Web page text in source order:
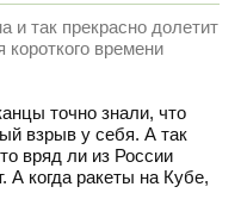
и так прекрасно долетит
времени
точно знали, что
взрыв у себя. А так
вряд ли из России
А когда ракеты на Кубе,